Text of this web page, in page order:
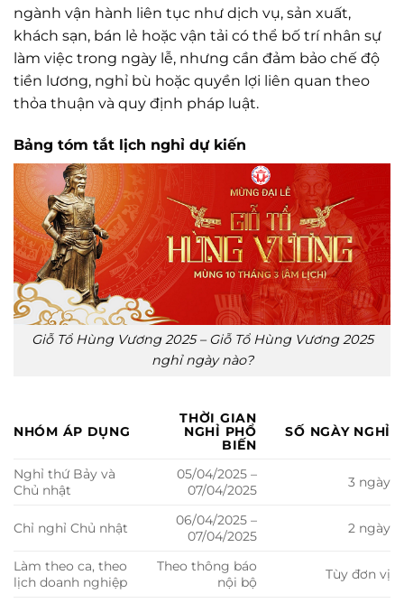
ngành vận hành liên tục như dịch vụ, sản xuất,
khách sạn, bán lẻ hoặc vận tải có thể bố trí nhân sự
làm việc trong ngày lễ, nhưng cần đảm bảo chế độ
tiền lương, nghỉ bù hoặc quyền lợi liên quan theo
thỏa thuận và quy định pháp luật.
Bảng tóm tắt lịch nghỉ dự kiến
Giỗ Tổ Hùng Vương 2025 – Giỗ Tổ Hùng Vương 2025
nghỉ ngày nào?
NHÓM ÁP DỤNG
THỜI GIAN
NGHỈ PHỔ
BIẾN
SỐ NGÀY NGHỈ
Nghỉ thứ Bảy và
Chủ nhật
05/04/2025 –
07/04/2025
3 ngày
Chỉ nghỉ Chủ nhật
06/04/2025 –
07/04/2025
2 ngày
Làm theo ca, theo
lịch doanh nghiệp
Theo thông báo
nội bộ
Tùy đơn vị